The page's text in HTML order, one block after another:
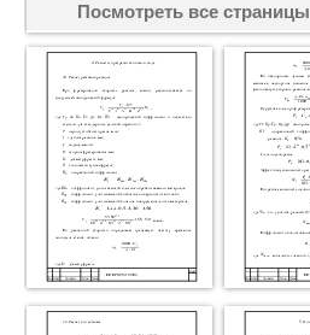
Посмотреть все страницы